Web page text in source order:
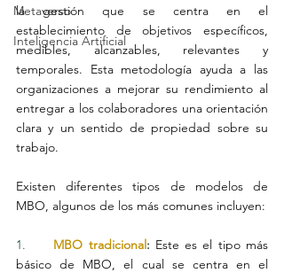
Metaverso
Inteligencia Artificial
la gestión que se centra en el
establecimiento de objetivos específicos,
medibles, alcanzables, relevantes y
temporales. Esta metodología ayuda a las
organizaciones a mejorar su rendimiento al
entregar a los colaboradores una orientación
clara y un sentido de propiedad sobre su
trabajo.
Existen diferentes tipos de modelos de
MBO, algunos de los más comunes incluyen:
1. MBO tradicional: Este es el tipo más
básico de MBO, el cual se centra en el